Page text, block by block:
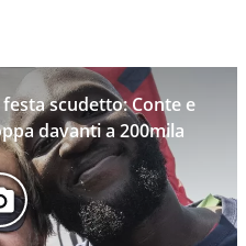
scudetto: Conte e
davanti a 200mila